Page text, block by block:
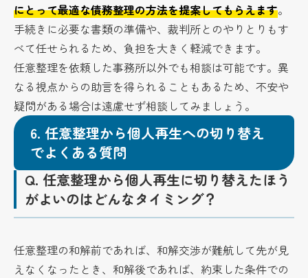
にとって最適な債務整理の方法を提案してもらえます。
手続きに必要な書類の準備や、裁判所とのやりとりもす
べて任せられるため、負担を大きく軽減できます。
任意整理を依頼した事務所以外でも相談は可能です。異
なる視点からの助言を得られることもあるため、不安や
疑問がある場合は遠慮せず相談してみましょう。
6. 任意整理から個人再生への切り替え
でよくある質問
Q. 任意整理から個人再生に切り替えたほう
がよいのはどんなタイミング？
任意整理の和解前であれば、和解交渉が難航して先が見
えなくなったとき、和解後であれば、約束した条件での